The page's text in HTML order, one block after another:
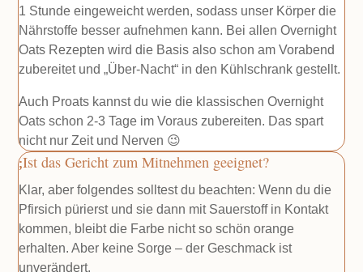
1 Stunde eingeweicht werden, sodass unser Körper die
Nährstoffe besser aufnehmen kann. Bei allen Overnight
Oats Rezepten wird die Basis also schon am Vorabend
zubereitet und „Über-Nacht“ in den Kühlschrank gestellt.
Auch Proats kannst du wie die klassischen Overnight
Oats schon 2-3 Tage im Voraus zubereiten. Das spart
nicht nur Zeit und Nerven 😉
Ist das Gericht zum Mitnehmen geeignet?
Klar, aber folgendes solltest du beachten: Wenn du die
Pfirsich pürierst und sie dann mit Sauerstoff in Kontakt
kommen, bleibt die Farbe nicht so schön orange
erhalten. Aber keine Sorge – der Geschmack ist
unverändert.